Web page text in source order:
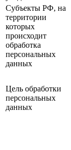
Субъекты РФ, на
территории
которых
происходит
обработка
персональных
данных
Цель обработки
персональных
данных